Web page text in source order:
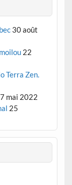
30 août
22
Terra Zen.
7 mai 2022
25